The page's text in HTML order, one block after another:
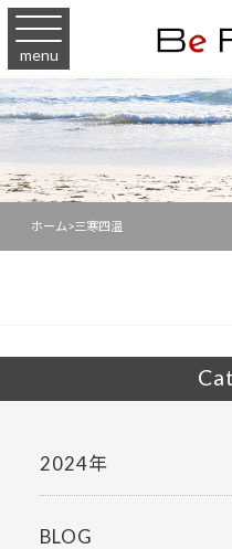
menu
ホーム >三寒四温
2024年
BLOG